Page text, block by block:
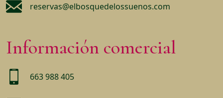
reservas@elbosquedelossuenos.com
Información comercial
663 988 405